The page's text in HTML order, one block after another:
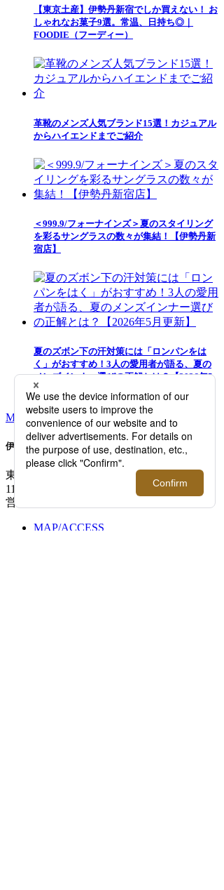
【東京土産】伊勢丹新宿でしか買えない！ お
しゃれなお菓子9選。常温、日持ち◎｜
FOODIE（フーディー）
革靴のメンズ人気ブランド15選！カジュアル
からハイエンドまでご紹介
＜999.9/フォーナインズ＞夏のスタイリング
を彩るサングラスの数々が集結！【伊勢丹新
宿店】
夏のズボン下の汗対策には「ロンパンをは
く」がおすすめ！3人の愛用者が語る、夏の
メンズインナー選びの正解とは？【2026年5
月更新】
MORE RANKING
伊勢丹新宿店メンズ館
東京都新宿区新宿3-14-1 TEL: 03-3352-
1111
営業時間：午前10時～午後8時
MAP/ACCESS